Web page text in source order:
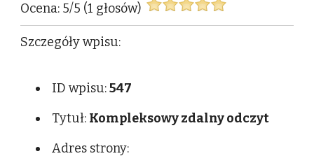
Ocena: 5/5 (1 głosów)
Szczegóły wpisu:
ID wpisu:547
Tytuł: Kompleksowy zdalny odczyt
Adres strony: